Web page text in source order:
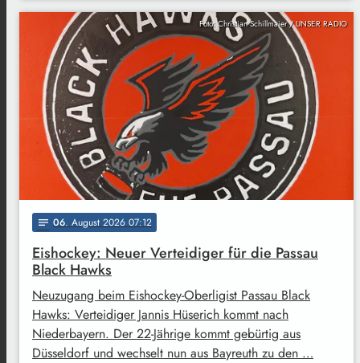
Foto: Christian Schillmaier / UNSER RADIO
notes 06. August 2026 07:12
Eishockey: Neuer Verteidiger für die Passau
Black Hawks
Neuzugang beim Eishockey-Oberligist Passau Black
Hawks: Verteidiger Jannis Hüserich kommt nach
Niederbayern. Der 22-Jährige kommt gebürtig aus
Düsseldorf und wechselt nun aus Bayreuth zu den …